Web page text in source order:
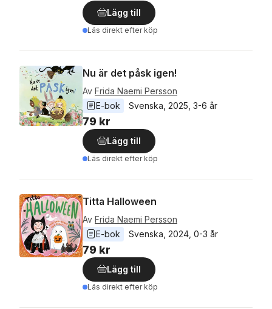
Lägg till
Läs direkt efter köp
Nu är det påsk igen!
Av Frida Naemi Persson
E-bok
Svenska 2025 3-6 år
79 kr
Lägg till
Läs direkt efter köp
Titta Halloween
Av Frida Naemi Persson
E-bok
Svenska 2024 0-3 år
79 kr
Lägg till
Läs direkt efter köp